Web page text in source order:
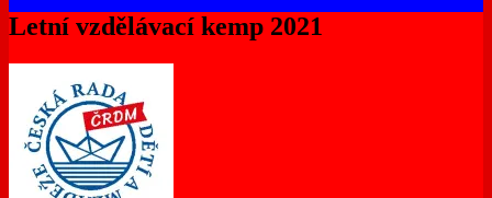
Letní vzdělávací kemp 2021